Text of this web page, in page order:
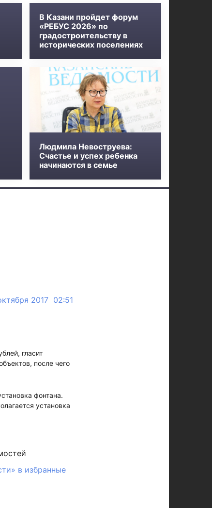
В Казани пройдет форум
«РЕБУС 2026» по
градостроительству в
исторических поселениях
Людмила Невоструева:
Счастье и успех ребенка
начинаются в семье
2017 02:51
гласит
после чего
фонтана.
установка
в избранные